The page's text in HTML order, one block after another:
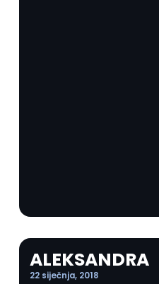
ALEKSANDRA
22 siječnja, 2018